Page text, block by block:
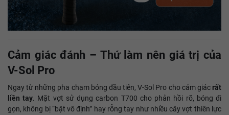
Cảm giác đánh – Thứ làm nên giá trị của
V-Sol Pro
Ngay từ những pha chạm bóng đầu tiên, V-Sol Pro cho cảm giác rất
liền tay. Mặt vợt sử dụng carbon T700 cho phản hồi rõ, bóng đi
gọn, không bị “bật vô định” hay rỗng tay như nhiều cây vợt thiên lực